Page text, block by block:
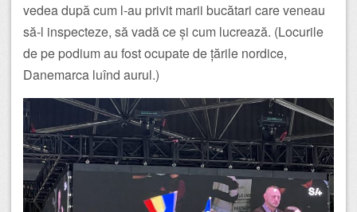
vedea după cum l-au privit marii bucătari care veneau
să-l inspecteze, să vadă ce și cum lucrează. (Locurile
de pe podium au fost ocupate de țările nordice,
Danemarca luînd aurul.)